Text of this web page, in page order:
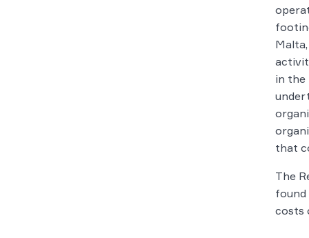
in the
that
The
found
costs